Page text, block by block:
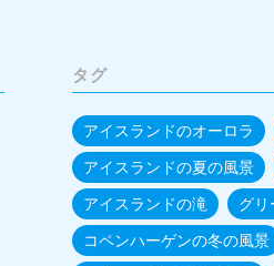
タグ
アイスランドのオーロラ
アイスランドの夏の風景
アイスランドの滝 グリ
コペンハーゲンの冬の風景